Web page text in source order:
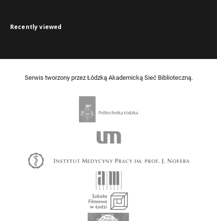
Recently viewed
Serwis tworzony przez Łódzką Akademicką Sieć Biblioteczną.